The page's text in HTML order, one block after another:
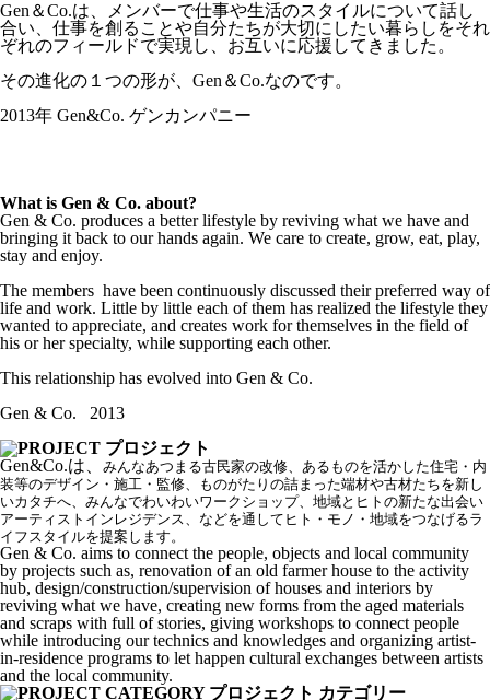
Gen＆Co.は、メンバーで仕事や生活のスタイルについて話し
合い、仕事を創ることや自分たちが大切にしたい暮らしをそれ
ぞれのフィールドで実現し、お互いに応援してきました。
その進化の１つの形が、Gen＆Co.なのです。
2013年 Gen&Co. ゲンカンパニー
What is Gen & Co. about?
Gen & Co. produces a better lifestyle by reviving what we have and
bringing it back to our hands again. We care to create, grow, eat, play,
stay and enjoy.
The members have been continuously discussed their preferred way of
life and work. Little by little each of them has realized the lifestyle they
wanted to appreciate, and creates work for themselves in the field of
his or her specialty, while supporting each other.
This relationship has evolved into Gen & Co.
Gen & Co. 2013
Gen&Co.は、 みんなあつまる古民家の改修、あるものを活かした住宅・内
装等のデザイン・施工・監修、ものがたりの詰まった端材や古材たちを新し
いカタチへ、みんなでわいわいワークショップ、地域とヒトの新たな出会い
アーティストインレジデンス、などを通してヒト・モノ・地域をつなげるラ
イフスタイルを提案します。
Gen & Co. aims to connect the people, objects and local community
by projects such as, renovation of an old farmer house to the activity
hub, design/construction/supervision of houses and interiors by
reviving what we have, creating new forms from the aged materials
and scraps with full of stories, giving workshops to connect people
while introducing our technics and knowledges and organizing artist-
in-residence programs to let happen cultural exchanges between artists
and the local community.